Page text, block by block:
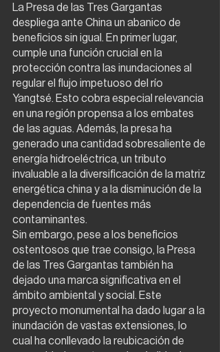
La Presa de las Tres Gargantas
despliega ante China un abanico de
beneficios sin igual. En primer lugar,
cumple una función crucial en la
protección contra las inundaciones al
regular el flujo impetuoso del río
Yangtsé. Esto cobra especial relevancia
en una región propensa a los embates
de las aguas. Además, la presa ha
generado una cantidad sobresaliente de
energía hidroeléctrica, un tributo
invaluable a la diversificación de la matriz
energética china y a la disminución de la
dependencia de fuentes más
contaminantes.
Sin embargo, pese a los beneficios
ostentosos que trae consigo, la Presa
de las Tres Gargantas también ha
dejado una marca significativa en el
ámbito ambiental y social. Este
proyecto monumental ha dado lugar a la
inundación de vastas extensiones, lo
cual ha conllevado la reubicación de